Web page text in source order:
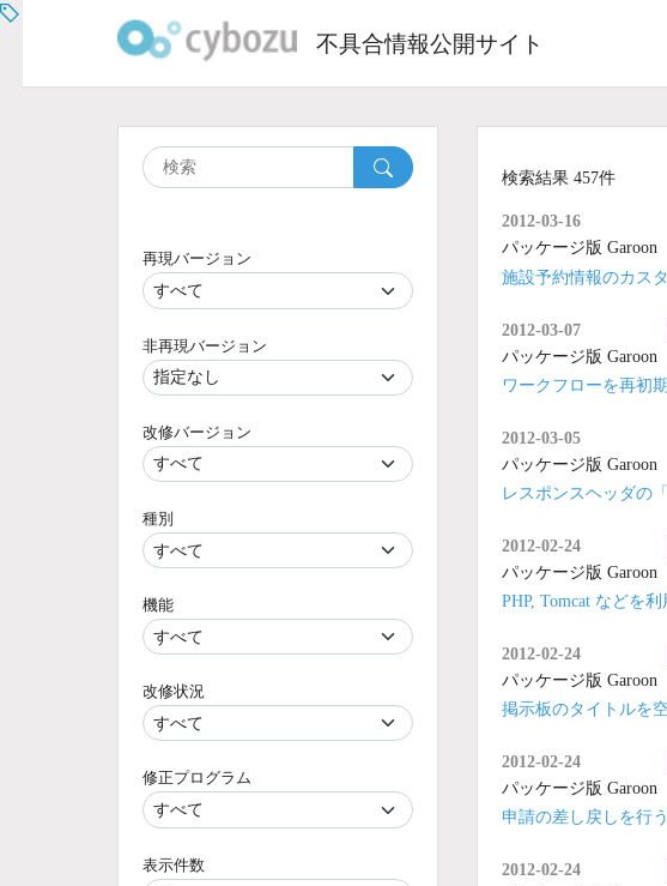
不具合情報公開サイト
検索結果 457件
2012-03-16
パッケージ版 Garoon
施設予約情報のカス
2012-03-07
パッケージ版 Garoon
ワークフローを再初
2012-03-05
パッケージ版 Garoon
レスポンスヘッダの
2012-02-24
パッケージ版 Garoon
PHP, Tomcat などを
2012-02-24
パッケージ版 Garoon
掲示板のタイトルを
2012-02-24
パッケージ版 Garoon
申請の差し戻しを行
2012-02-24
再現バージョン
非再現バージョン
改修バージョン
種別
機能
改修状況
修正プログラム
表示件数